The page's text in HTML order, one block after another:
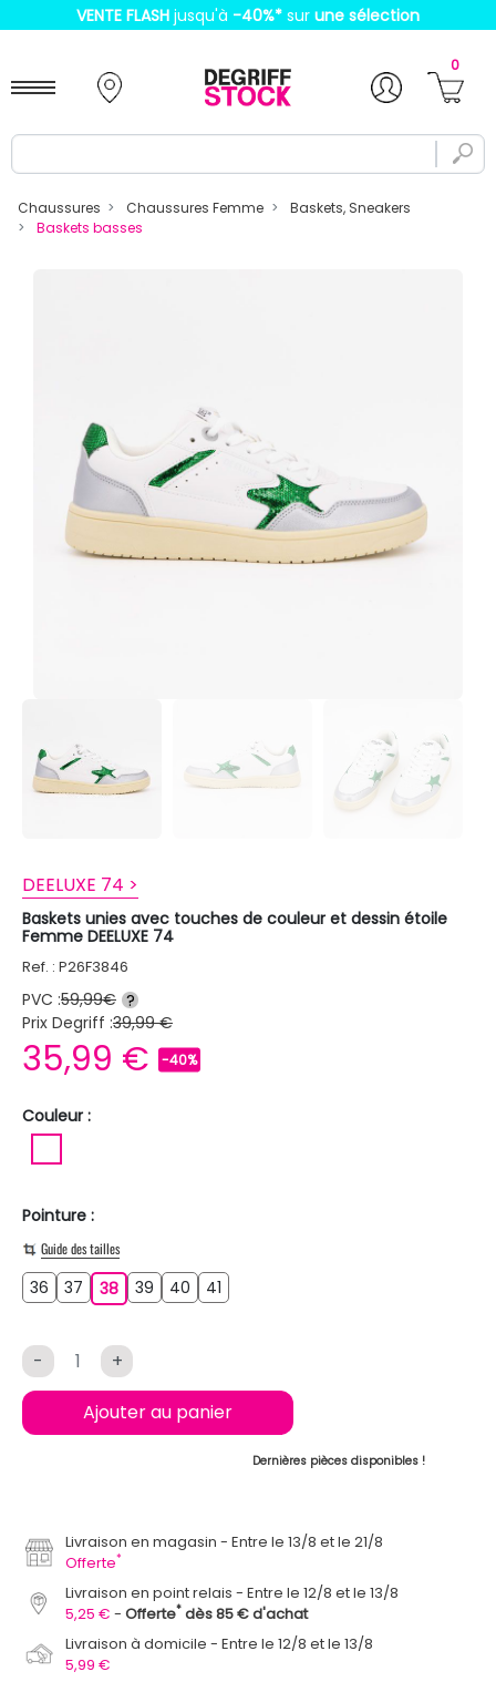
VENTE FLASH jusqu'à -40%* sur une sélection
0
Chaussures Chaussures Femme
Baskets, Sneakers
Baskets basses
DEELUXE 74 >
Baskets unies avec touches de couleur et dessin étoile
Femme DEELUXE 74
Ref. : P26F3846
PVC :59,99€ ?
Prix Degriff :39,99 €
35,99 € -40%
Couleur :
Pointure :
Guide des tailles
36 3637 37383839 3940 4041
- +
Ajouter au panier
Dernières pièces disponibles !
Livraison en magasin
Entre le 13/8 et le 21/8
Offerte*
Livraison en point relais
Entre le 12/8 et le 13/8
5,25 €
Offerte* dès 85 € d'achat
Livraison à domicile
Entre le 12/8 et le 13/8
5,99 €